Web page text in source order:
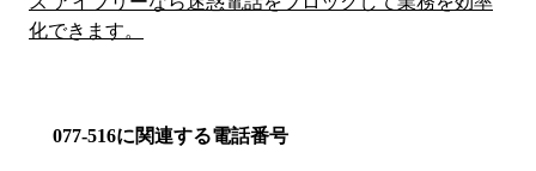
化できます。
077-516に関連する電話番号